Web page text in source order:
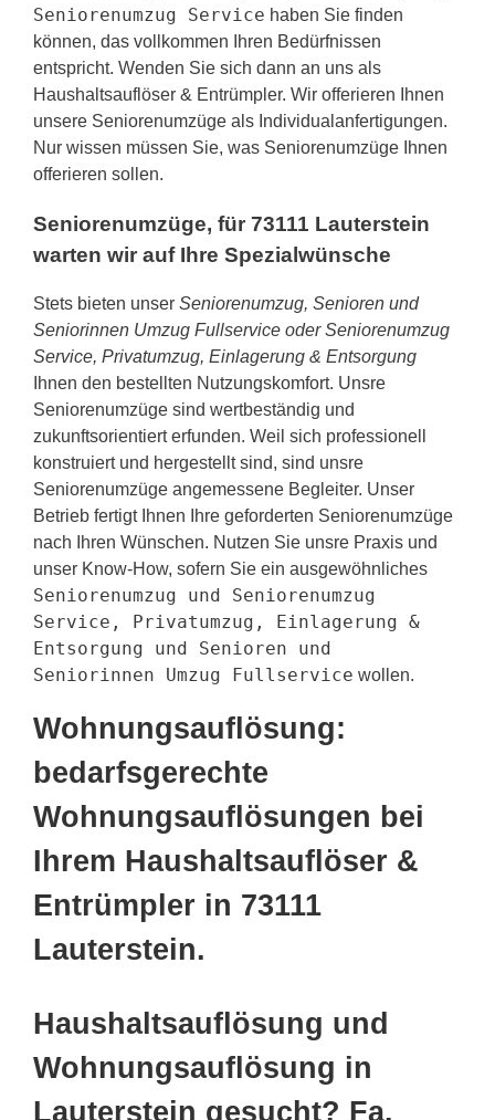
Seniorenumzug Service haben Sie finden
können, das vollkommen Ihren Bedürfnissen
entspricht. Wenden Sie sich dann an uns als
Haushaltsauflöser & Entrümpler. Wir offerieren Ihnen
unsere Seniorenumzüge als Individualanfertigungen.
Nur wissen müssen Sie, was Seniorenumzüge Ihnen
offerieren sollen.
Seniorenumzüge, für 73111 Lauterstein
warten wir auf Ihre Spezialwünsche
Stets bieten unser Seniorenumzug, Senioren und
Seniorinnen Umzug Fullservice oder Seniorenumzug
Service, Privatumzug, Einlagerung & Entsorgung
Ihnen den bestellten Nutzungskomfort. Unsre
Seniorenumzüge sind wertbeständig und
zukunftsorientiert erfunden. Weil sich professionell
konstruiert und hergestellt sind, sind unsre
Seniorenumzüge angemessene Begleiter. Unser
Betrieb fertigt Ihnen Ihre geforderten Seniorenumzüge
nach Ihren Wünschen. Nutzen Sie unsre Praxis und
unser Know-How, sofern Sie ein ausgewöhnliches
Seniorenumzug und Seniorenumzug
Service, Privatumzug, Einlagerung &
Entsorgung und Senioren und
Seniorinnen Umzug Fullservice wollen.
Wohnungsauflösung:
bedarfsgerechte
Wohnungsauflösungen bei
Ihrem Haushaltsauflöser &
Entrümpler in 73111
Lauterstein.
Haushaltsauflösung und
Wohnungsauflösung in
Lauterstein gesucht? Fa.